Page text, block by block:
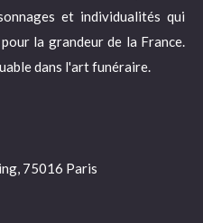
et individualités qui
la grandeur de la France.
dans l'art funéraire.
75016 Paris